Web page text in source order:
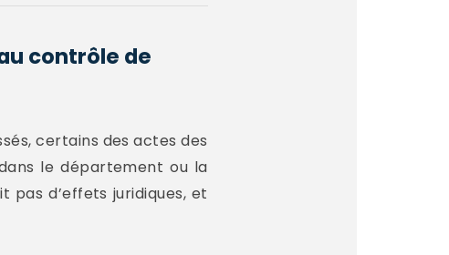
contrôle de
certains des actes des
le département ou la
d’effets juridiques, et